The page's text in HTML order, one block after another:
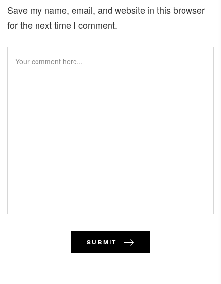
Save my name, email, and website in this browser
for the next time I comment.